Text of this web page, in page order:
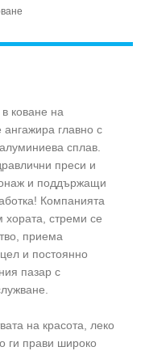
коване на
ангажира главно с
сплав.
преси и
и поддържащи
Компанията
стреми се
приема
и постоянно
пазар с
на красота, леко
ги прави широко